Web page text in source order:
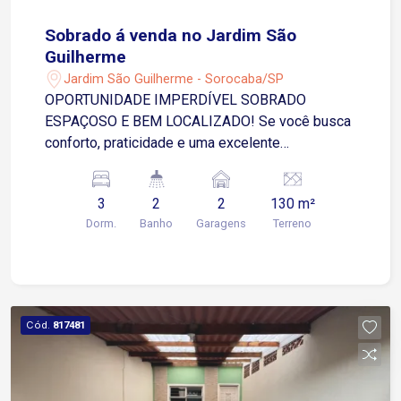
Sobrado á venda no Jardim São
Guilherme
Jardim São Guilherme - Sorocaba/SP
OPORTUNIDADE IMPERDÍVEL SOBRADO
ESPAÇOSO E BEM LOCALIZADO! Se você busca
conforto, praticidade e uma excelente
Localização privilegiada Situado próximo à
avenida principal, em área urbana com fácil
acesso a comércios locais, transporte público e
rua residencial tranquila, ideal para quem valoriza
qualidade de vida e segurança. Primeiro piso:
Sala ampla e aconchegante Copa/cozinha
funcional Banheiro social Área livre perfeita para
3
Dorm.
2
Banho
2
Garagens
130 m²
Terreno
Cód. 817481